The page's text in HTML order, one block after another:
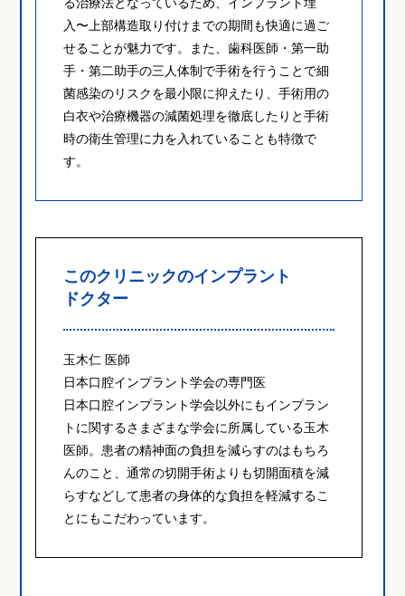
入〜上部構造取り付けまでの期間も快適に過ご
せることが魅力です。また、歯科医師・第一助
手・第二助手の三人体制で手術を行うことで細
菌感染のリスクを最小限に抑えたり、手術用の
白衣や治療機器の減菌処理を徹底したりと手術
時の衛生管理に力を入れていることも特徴で
す。
このクリニックのインプラント
ドクター
玉木仁 医師
日本口腔インプラント学会の専門医
日本口腔インプラント学会以外にもインプラン
トに関するさまざまな学会に所属している玉木
医師。患者の精神面の負担を減らすのはもちろ
んのこと、通常の切開手術よりも切開面積を減
らすなどして患者の身体的な負担を軽減するこ
とにもこだわっています。